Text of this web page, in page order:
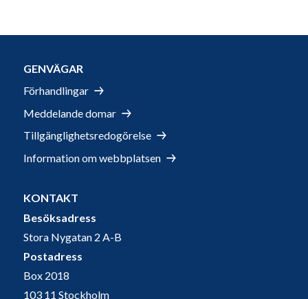
GENVÄGAR
Förhandlingar
Meddelande domar
Tillgänglighetsredogörelse
Information om webbplatsen
KONTAKT
Besöksadress
Stora Nygatan 2 A-B
Postadress
Box 2018
103 11 Stockholm